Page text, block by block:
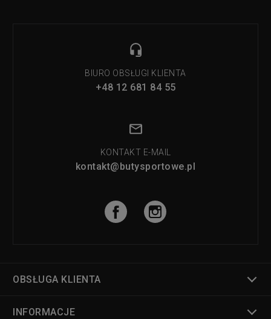
BIURO OBSŁUGI KLIENTA
+48 12 681 84 55
KONTAKT E-MAIL
kontakt@butysportowe.pl
OBSŁUGA KLIENTA
INFORMACJE